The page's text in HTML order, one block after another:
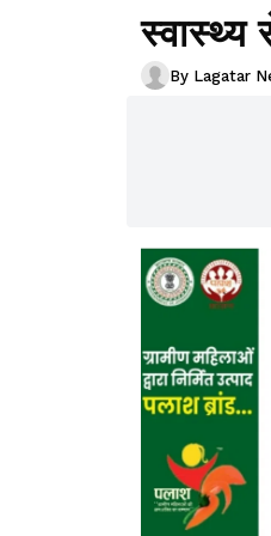
By Lagatar